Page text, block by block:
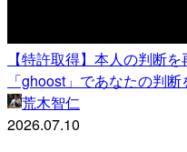
【特許取得】本人の判断
「ghoost」であなたの判
荒木智仁
2026.07.10